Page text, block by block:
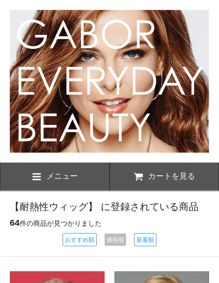
メニュー カートを見る
【耐熱性ウィッグ】 に登録されている商品
64件の商品が見つかりました
おすすめ順 価格順 新着順